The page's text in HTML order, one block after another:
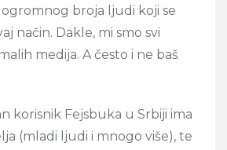
broja ljudi koji se
način. Dakle, mi smo svi
medija. A često i ne baš
korisnik Fejsbuka u Srbiji ima
(mladi ljudi i mnogo više), te